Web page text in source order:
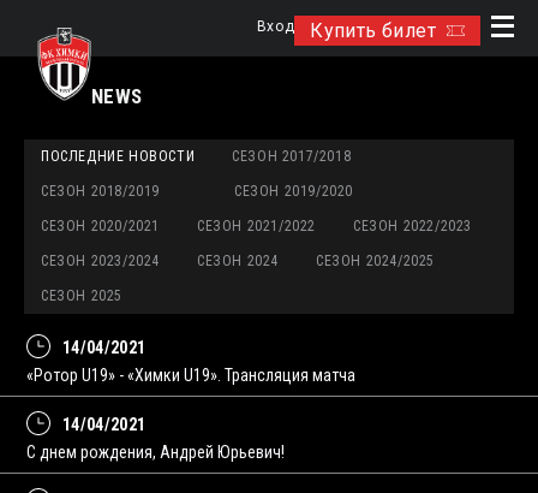
Купить билет
Вход
NEWS
ПОСЛЕДНИЕ НОВОСТИ СЕЗОН 2017/2018
СЕЗОН 2018/2019 СЕЗОН 2019/2020
СЕЗОН 2020/2021 СЕЗОН 2021/2022 СЕЗОН 2022/2023
СЕЗОН 2023/2024 СЕЗОН 2024 СЕЗОН 2024/2025
СЕЗОН 2025
14/04/2021
«Ротор U19» - «Химки U19». Трансляция матча
14/04/2021
С днем рождения, Андрей Юрьевич!